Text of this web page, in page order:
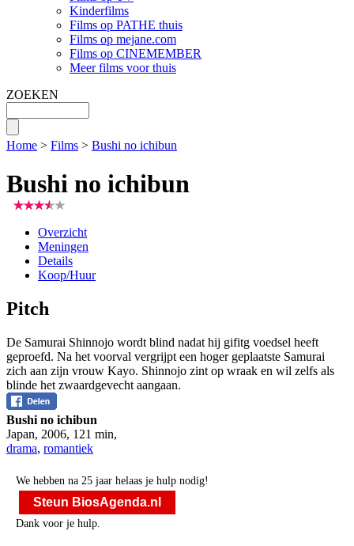
Kinderfilms
Films op PATHE thuis
Films op mejane.com
Films op CINEMEMBER
Meer films voor thuis
ZOEKEN
Home > Films > Bushi no ichibun
Bushi no ichibun
Overzicht
Meningen
Details
Koop/Huur
Pitch
De Samurai Shinnojo wordt blind nadat hij gifitg voedsel heeft
geproefd. Na het voorval vergrijpt een hoger geplaatste Samurai
zich aan zijn vrouw Kayo. Shinnojo zint op wraak en wil zelfs als
blinde het zwaardgevecht aangaan.
Bushi no ichibun
Japan, 2006, 121 min,
drama, romantiek
We hebben na 25 jaar helaas je hulp nodig!
Steun BiosAgenda.nl
Dank voor je hulp.